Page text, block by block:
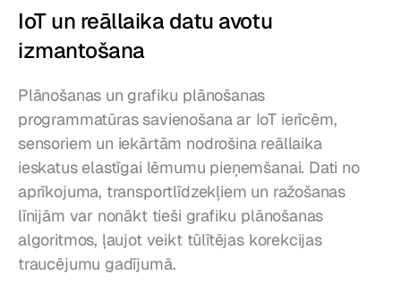
IoT un reāllaika datu avotu
izmantošana
Plānošanas un grafiku plānošanas
programmatūras savienošana ar IoT ierīcēm,
sensoriem un iekārtām nodrošina reāllaika
ieskatus elastīgai lēmumu pieņemšanai. Dati no
aprīkojuma, transportlīdzekļiem un ražošanas
līnijām var nonākt tieši grafiku plānošanas
algoritmos, ļaujot veikt tūlītējas korekcijas
traucējumu gadījumā.